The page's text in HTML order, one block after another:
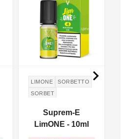
LIMONE
SORBETTO
SORBET
Suprem-E
LimONE - 10ml
